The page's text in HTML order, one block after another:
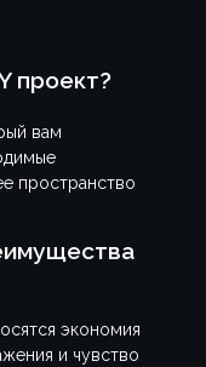
проект?
вам
пространство
экономия
и чувство